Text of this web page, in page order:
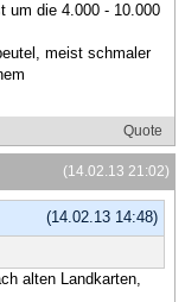
um die 4.000 - 10.000
meist schmaler
Quote
(14.02.13 21:02)
(14.02.13 14:48)
alten Landkarten,